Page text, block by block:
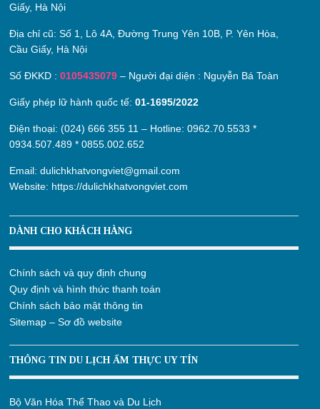
Giấy, Hà Nội
Địa chỉ cũ:Số 1, Lô 4A, Đường Trung Yên 10B, P. Yên Hòa,
Cầu Giấy, Hà Nội
Số ĐKKD :0105435079 – Người đại diện : Nguyễn Bá Toàn
Giấy phép lữ hành quốc tế:01-1695/2022
Điện thoại: (024) 666 355 11 – Hotline:0962.70.5533 *
0934.507.489 *0855.002.652
Email:dulichkhatvongviet@gmail.com
Website: https://dulichkhatvongviet.com
DÀNH CHO KHÁCH HÀNG
Chính sách và quy định chung
Quy định và hình thức thanh toán
Chính sách bảo mật thông tin
Sitemap – Sơ đồ website
THÔNG TIN DU LỊCH ẨM THỰC UY TÍN
Bộ Văn Hóa Thể Thao và Du Lịch